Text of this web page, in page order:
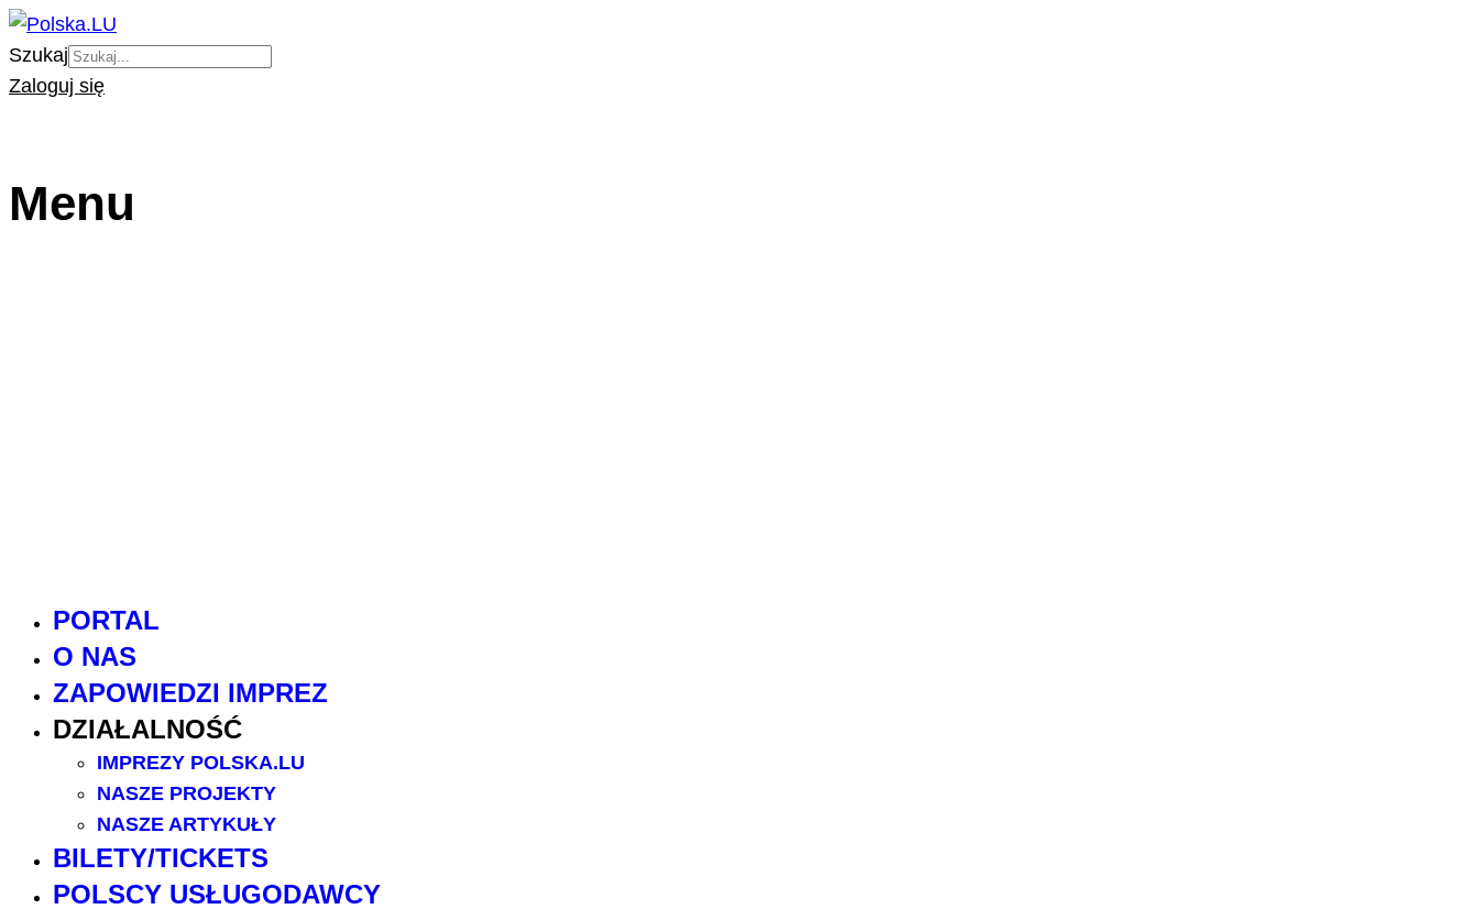
Szukaj
Zaloguj się
Menu
PORTAL
O NAS
ZAPOWIEDZI IMPREZ
DZIAŁALNOŚĆ
IMPREZY POLSKA.LU
NASZE PROJEKTY
NASZE ARTYKUŁY
BILETY/TICKETS
POLSCY USŁUGODAWCY